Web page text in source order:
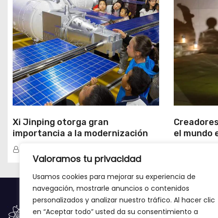
Valoramos tu privacidad
Usamos cookies para mejorar su experiencia de
navegación, mostrarle anuncios o contenidos
personalizados y analizar nuestro tráfico. Al hacer clic
en “Aceptar todo” usted da su consentimiento a
Xi Jinping otorga gran
importancia a la modernización
científica y tecnológica
el mundo